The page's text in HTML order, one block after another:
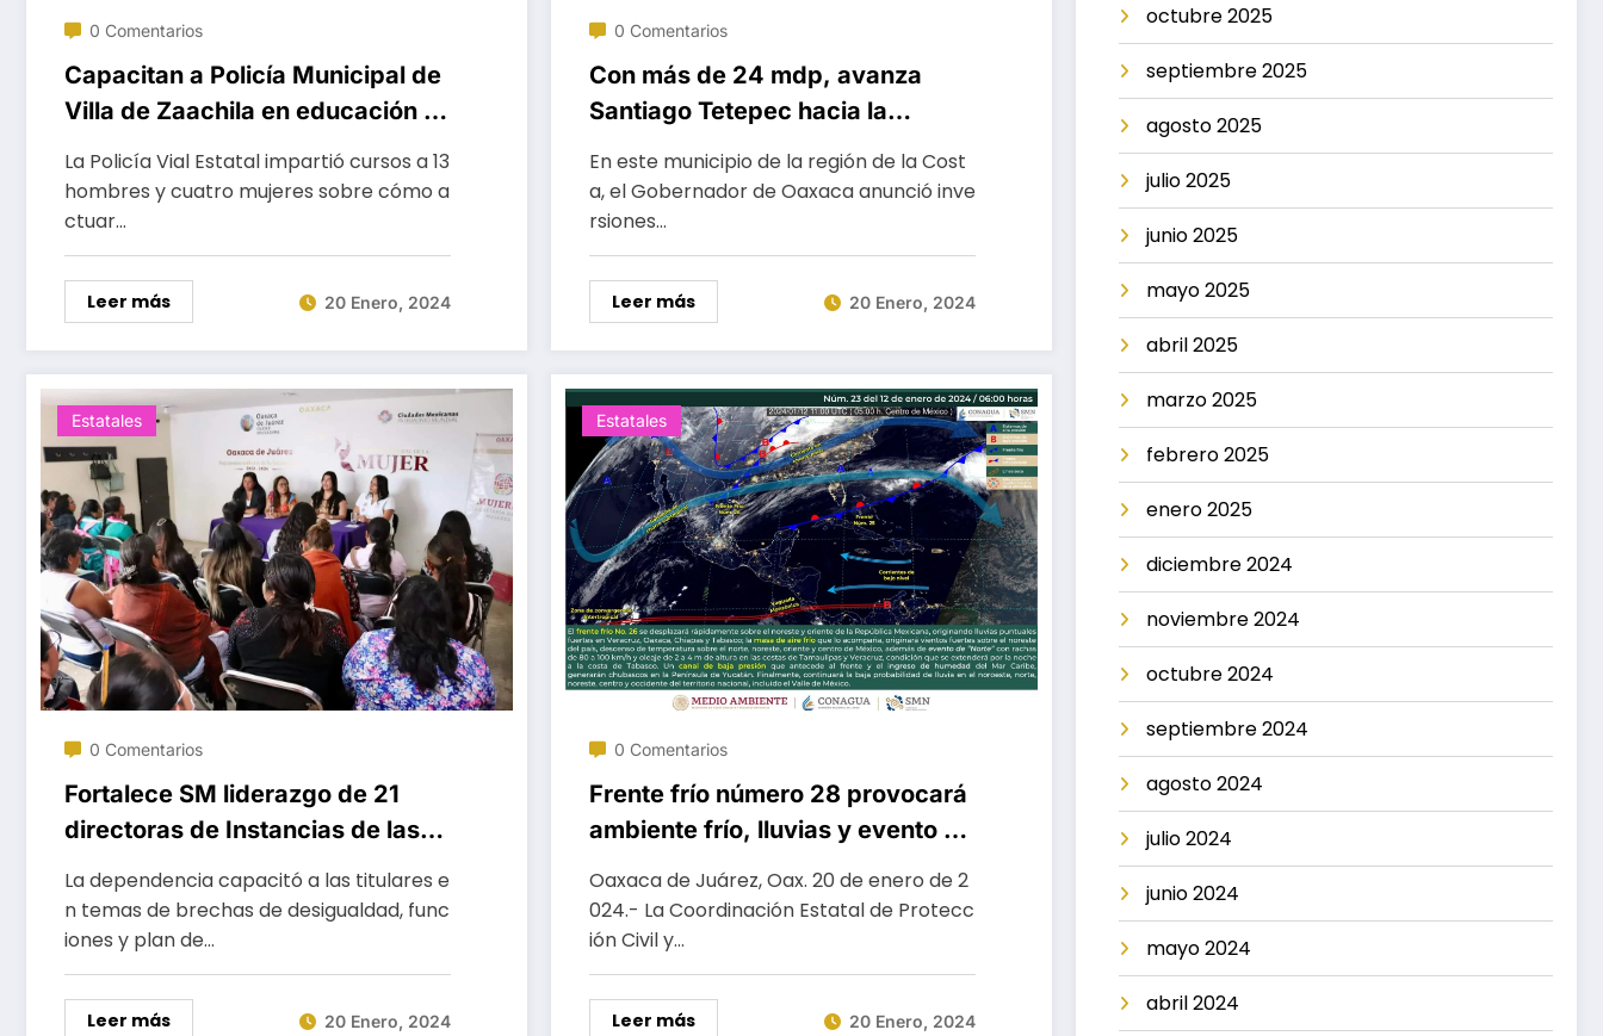
0 Comentarios
Capacitan a Policía Municipal de
Villa de Zaachila en educación y
seguridad vial
La Policía Vial Estatal impartió cursos a 13
hombres y cuatro mujeres sobre cómo a
ctuar…
Leer más 20 Enero, 2024
0 Comentarios
Con más de 24 mdp, avanza
Santiago Tetepec hacia la
transformación
En este municipio de la región de la Cost
a, el Gobernador de Oaxaca anunció inve
rsiones…
Leer más 20 Enero, 2024
Estatales
0 Comentarios
Fortalece SM liderazgo de 21
directoras de Instancias de las
Mujeres de Valles Centrales
La dependencia capacitó a las titulares e
n temas de brechas de desigualdad, func
iones y plan de…
Leer más 20 Enero, 2024
Estatales
0 Comentarios
Frente frío número 28 provocará
ambiente frío, lluvias y evento de
norte en el estado
Oaxaca de Juárez, Oax. 20 de enero de 2
024.- La Coordinación Estatal de Protecc
ión Civil y…
Leer más 20 Enero, 2024
octubre 2025
septiembre 2025
agosto 2025
julio 2025
junio 2025
mayo 2025
abril 2025
marzo 2025
febrero 2025
enero 2025
diciembre 2024
noviembre 2024
octubre 2024
septiembre 2024
agosto 2024
julio 2024
junio 2024
mayo 2024
abril 2024